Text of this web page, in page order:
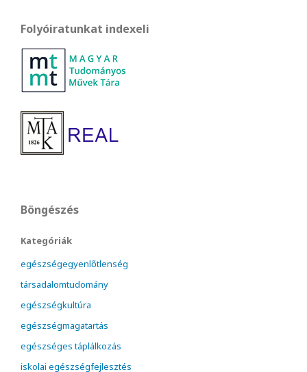
Folyóiratunkat indexeli
Böngészés
Kategóriák
egészségegyenlőtlenség
társadalomtudomány
egészségkultúra
egészségmagatartás
egészséges táplálkozás
iskolai egészségfejlesztés